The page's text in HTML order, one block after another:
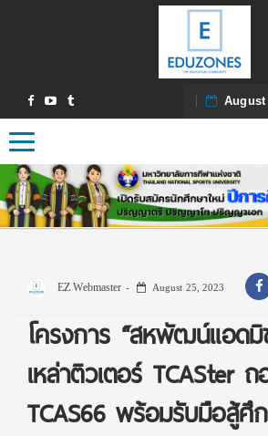
August
Toggle navigation
EZ Webmaster August 25, 2023
โครงการ “สหพัฒน์แอด
เหล่าติวเตอร์ TCASter
TCAS66 พร้อมรับมือสู้ศึ